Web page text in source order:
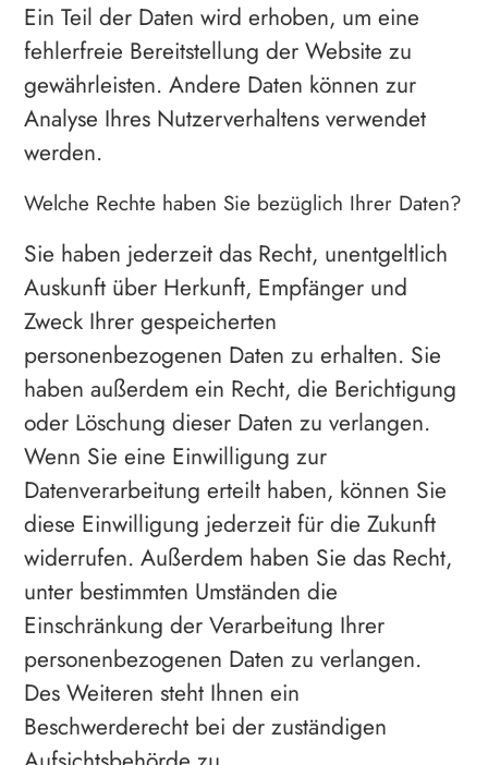
Ein Teil der Daten wird erhoben, um eine
fehlerfreie Bereitstellung der Website zu
gewährleisten. Andere Daten können zur
Analyse Ihres Nutzerverhaltens verwendet
werden.
Welche Rechte haben Sie bezüglich Ihrer Daten?
Sie haben jederzeit das Recht, unentgeltlich
Auskunft über Herkunft, Empfänger und
Zweck Ihrer gespeicherten
personenbezogenen Daten zu erhalten. Sie
haben außerdem ein Recht, die Berichtigung
oder Löschung dieser Daten zu verlangen.
Wenn Sie eine Einwilligung zur
Datenverarbeitung erteilt haben, können Sie
diese Einwilligung jederzeit für die Zukunft
widerrufen. Außerdem haben Sie das Recht,
unter bestimmten Umständen die
Einschränkung der Verarbeitung Ihrer
personenbezogenen Daten zu verlangen.
Des Weiteren steht Ihnen ein
Beschwerderecht bei der zuständigen